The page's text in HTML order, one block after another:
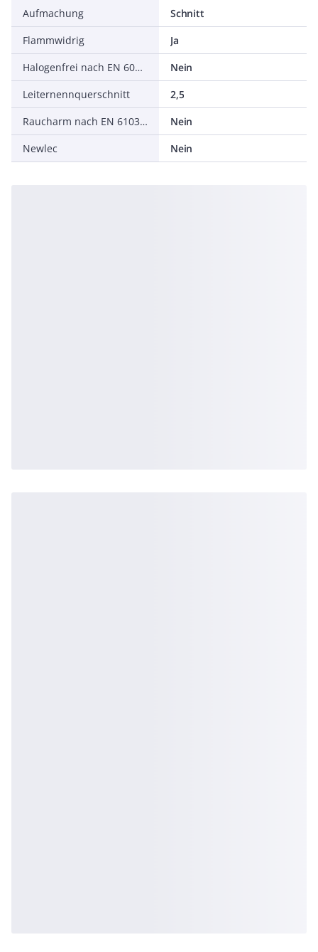
Aufmachung
Schnitt
Flammwidrig
Ja
Halogenfrei nach EN 60754-1/2
Nein
Leiternennquerschnitt
2,5
Raucharm nach EN 61034-2
Nein
Newlec
Nein